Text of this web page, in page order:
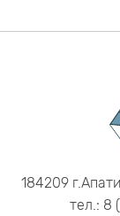
184209
тел.: 8